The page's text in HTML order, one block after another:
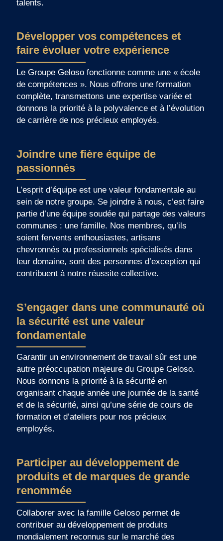
talents.
Développer vos compétences et
faire évoluer votre expérience
Le Groupe Geloso fonctionne comme une « école
de compétences ». Nous offrons une formation
complète, transmettons une expertise variée et
donnons la priorité à la polyvalence et à l’évolution
de carrière de nos précieux employés.
Joindre une fière équipe de
passionnés
L’esprit d’équipe est une valeur fondamentale au
sein de notre groupe. Se joindre à nous, c’est faire
partie d’une équipe soudée qui partage des valeurs
communes : une famille. Nos membres, qu’ils
soient fervents enthousiastes, artisans
chevronnés ou professionnels spécialisés dans
leur domaine, sont des personnes d’exception qui
contribuent à notre réussite collective.
S’engager dans une communauté où
la sécurité est une valeur
fondamentale
Garantir un environnement de travail sûr est une
autre préoccupation majeure du Groupe Geloso.
Nous donnons la priorité à la sécurité en
organisant chaque année une journée de la santé
et de la sécurité, ainsi qu’une série de cours de
formation et d’ateliers pour nos précieux
employés.
Participer au développement de
produits et de marques de grande
renommée
Collaborer avec la famille Geloso permet de
contribuer au développement de produits
mondialement reconnus sur le marché des